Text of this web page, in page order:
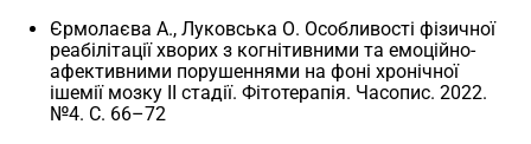
Єрмолаєва А., Луковська О. Особливості фізичної
реабілітації хворих з когнітивними та емоційно-
афективними порушеннями на фоні хронічної
ішемії мозку ІІ стадії. Фітотерапія. Часопис. 2022.
№4. С. 66–72